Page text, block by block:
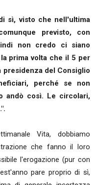
sì, visto che nell'ultima
previsto, con
non credo ci siano
prima volta che il 5 per
presidenza del Consiglio
perché se non
andò così. Le circolari,
Vita, dobbiamo
che fanno il loro
l'erogazione (pur con
pare proprio di sì,